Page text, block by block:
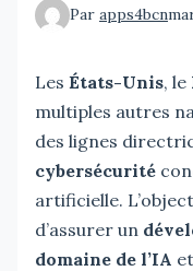
Par apps4bcn
Les États-Unis, le
multiples autres
des lignes
cybersécurité
artificielle.
d’assurer un
domaine de l’IA